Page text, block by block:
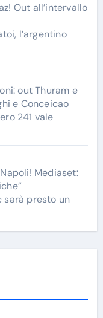
Out all’intervallo
l’argentino
out Thuram e
e Conceicao
241 vale
Mediaset:
sarà presto un